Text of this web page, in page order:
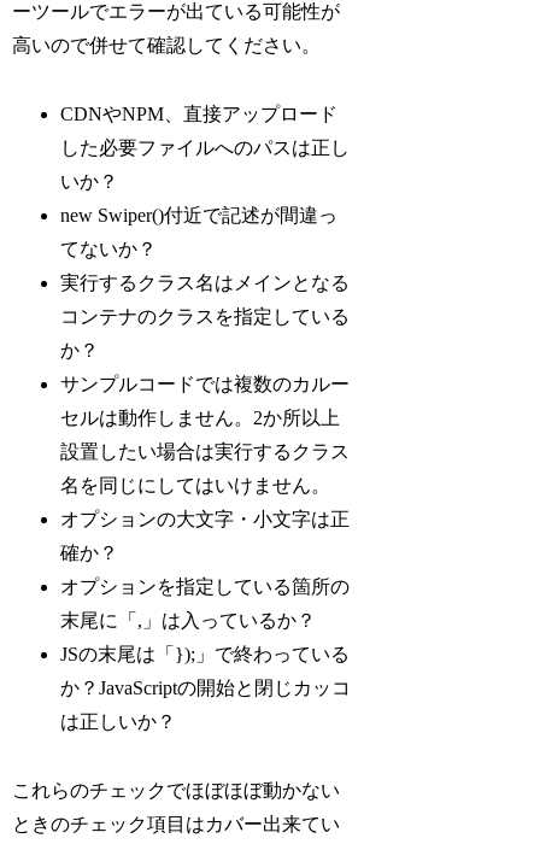
ーツールでエラーが出ている可能性が
高いので併せて確認してください。
CDNやNPM、直接アップロード
した必要ファイルへのパスは正し
いか？
new Swiper()付近で記述が間違っ
てないか？
実行するクラス名はメインとなる
コンテナのクラスを指定している
か？
サンプルコードでは複数のカルー
セルは動作しません。2か所以上
設置したい場合は実行するクラス
名を同じにしてはいけません。
オプションの大文字・小文字は正
確か？
オプションを指定している箇所の
末尾に「,」は入っているか？
JSの末尾は「});」で終わっている
か？JavaScriptの開始と閉じカッコ
は正しいか？
これらのチェックでほぼほぼ動かない
ときのチェック項目はカバー出来てい